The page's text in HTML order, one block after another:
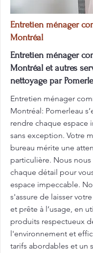
Entretien ménager
Montréal
Entretien ménager
Montréal et autres
nettoyage par
Entretien ménager
Montréal: Pomerleau
rendre chaque espace
sans exception. Votre
bureau mérite une
particulière. Nous
chaque détail pour
espace impeccable.
s'assure de laisser
et prête à l’usage, en
produits respectueux
l'environnement et
tarifs abordables et un